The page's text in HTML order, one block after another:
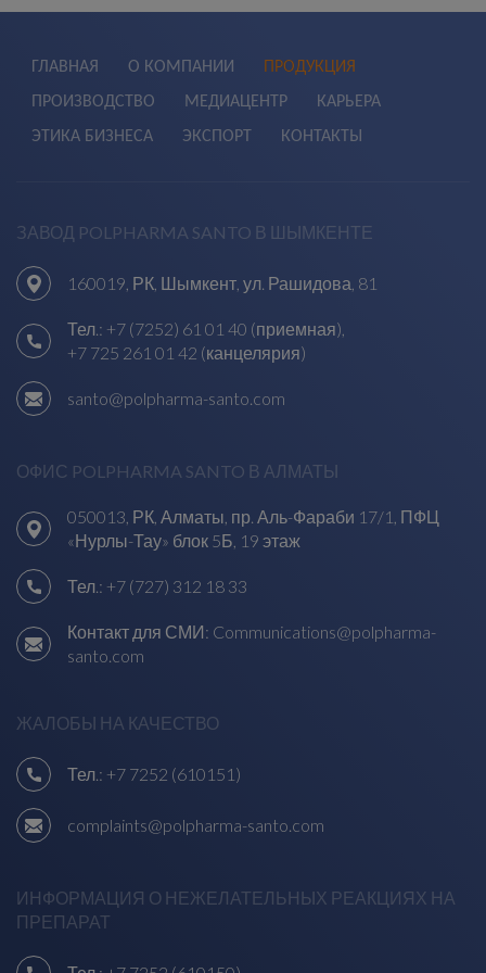
ГЛАВНАЯ О КОМПАНИИ
ПРОДУКЦИЯ
ПРОИЗВОДСТВО
МЕДИАЦЕНТР
КАРЬЕРА
ЭТИКА БИЗНЕСА
ЭКСПОРТ КОНТАКТЫ
ЗАВОД POLPHARMA SANTO В ШЫМКЕНТЕ
160019, РК, Шымкент, ул. Рашидова, 81
Тел.: +7 (7252) 61 01 40 (приемная)
+7 725 261 01 42 (канцелярия)
santo@polpharma-santo.com
ОФИС POLPHARMA SANTO В АЛМАТЫ
050013, РК, Алматы, пр. Аль-Фараби 17/1, ПФЦ
«Нурлы-Тау» блок 5Б, 19 этаж
Тел.: +7 (727) 312 18 33
Контакт для СМИ: Communications@polpharma-
santo.com
ЖАЛОБЫ НА КАЧЕСТВО
Тел.: +7 7252 (610151)
complaints@polpharma-santo.com
ИНФОРМАЦИЯ О НЕЖЕЛАТЕЛЬНЫХ РЕАКЦИЯХ НА
ПРЕПАРАТ